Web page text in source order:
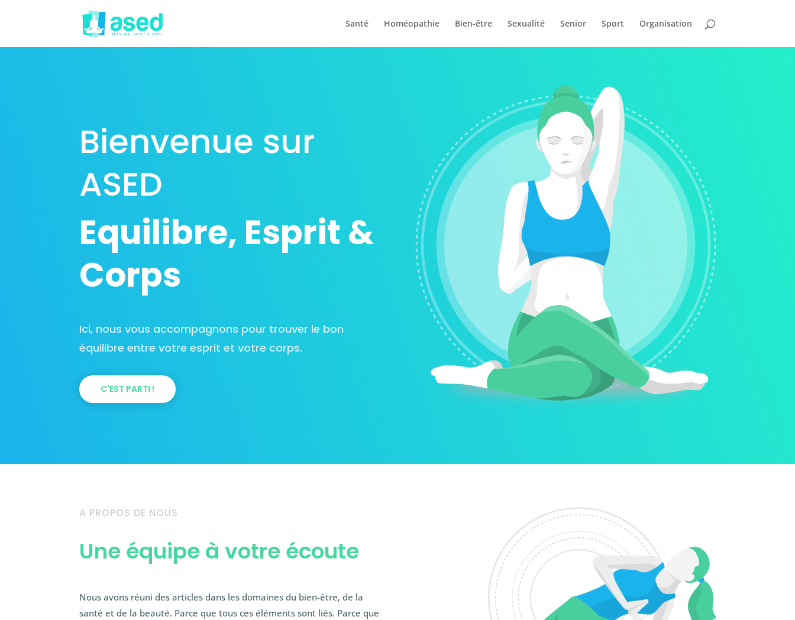
Santé Homéopathie Bien-être Sexualité Senior Sport Organisation
Bienvenue sur
ASED
Equilibre, Esprit &
Corps
Ici, nous vous accompagnons pour trouver le bon
équilibre entre votre esprit et votre corps.
C'EST PARTI !
A PROPOS DE NOUS
Une équipe à votre écoute
Nous avons réuni des articles dans les domaines du bien-être, de la
santé et de la beauté. Parce que tous ces éléments sont liés. Parce que